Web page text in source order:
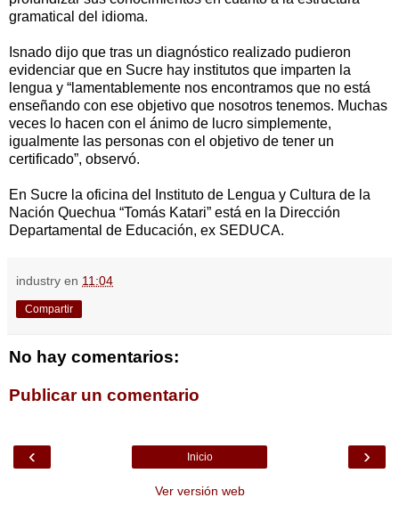
gramatical del idioma.
Isnado dijo que tras un diagnóstico realizado pudieron
evidenciar que en Sucre hay institutos que imparten la
lengua y “lamentablemente nos encontramos que no está
enseñando con ese objetivo que nosotros tenemos. Muchas
veces lo hacen con el ánimo de lucro simplemente,
igualmente las personas con el objetivo de tener un
certificado”, observó.
En Sucre la oficina del Instituto de Lengua y Cultura de la
Nación Quechua “Tomás Katari” está en la Dirección
Departamental de Educación, ex SEDUCA.
industry en 11:04
Compartir
No hay comentarios:
Publicar un comentario
‹ ›
Inicio
Ver versión web